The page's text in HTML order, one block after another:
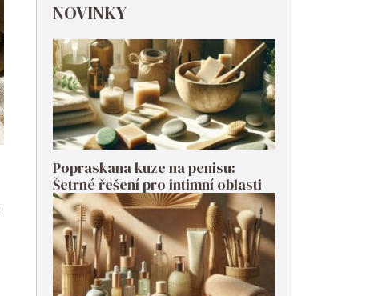
NOVINKY
Popraskana kuze na penisu:
Šetrné řešení pro intimní oblasti